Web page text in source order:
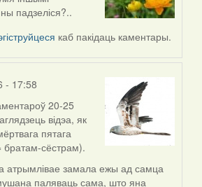
падзеліся?..
каб пакідаць каментары.
- 17:58
20-25
відэа, як
пятага
братам-сёстрам).
атрымлівае замала ежы ад самца
паляваць сама, што яна